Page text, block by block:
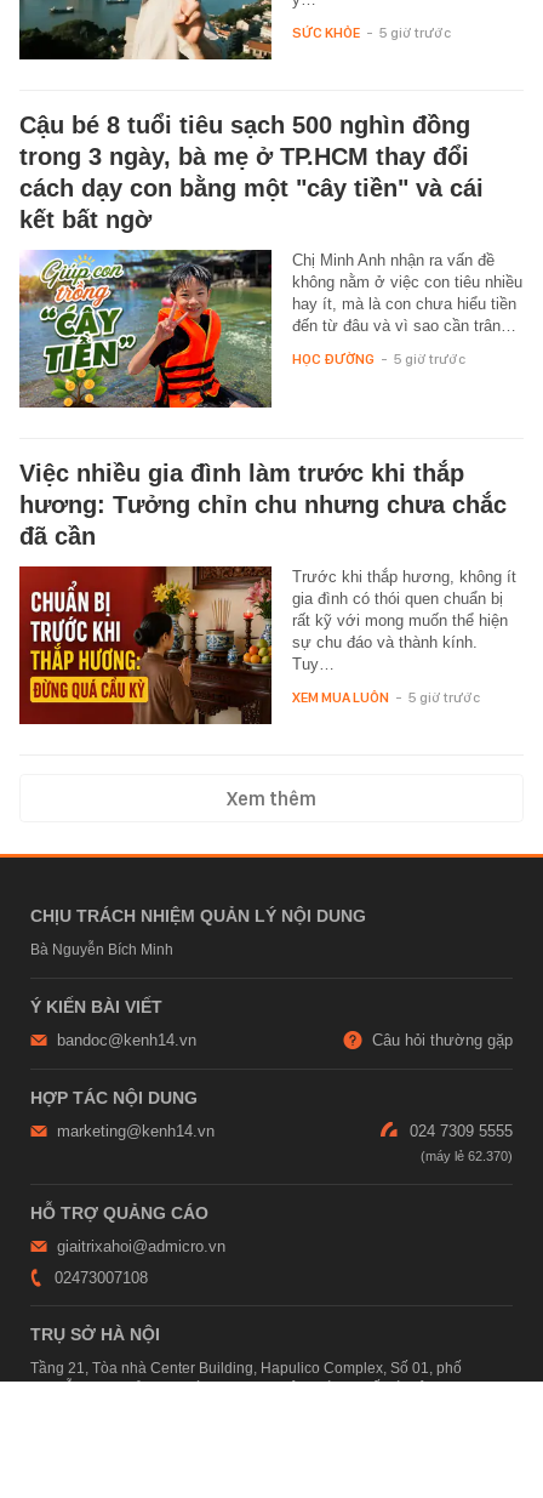
SỨC KHỎE - 5 giờ trước
Cậu bé 8 tuổi tiêu sạch 500 nghìn đồng
trong 3 ngày, bà mẹ ở TP.HCM thay đổi
cách dạy con bằng một "cây tiền" và cái
kết bất ngờ
Chị Minh Anh nhận ra vấn đề
không nằm ở việc con tiêu nhiều
hay ít, mà là con chưa hiểu tiền
đến từ đâu và vì sao cần trân…
HỌC ĐƯỜNG - 5 giờ trước
Việc nhiều gia đình làm trước khi thắp
hương: Tưởng chỉn chu nhưng chưa chắc
đã cần
Trước khi thắp hương, không ít
gia đình có thói quen chuẩn bị
rất kỹ với mong muốn thể hiện
sự chu đáo và thành kính.
Tuy…
XEM MUA LUÔN - 5 giờ trước
Xem thêm
CHỊU TRÁCH NHIỆM QUẢN LÝ NỘI DUNG
Bà Nguyễn Bích Minh
Ý KIẾN BÀI VIẾT
bandoc@kenh14.vn Câu hỏi thường gặp
HỢP TÁC NỘI DUNG
marketing@kenh14.vn 024 7309 5555
HỖ TRỢ QUẢNG CÁO
giaitrixahoi@admicro.vn
02473007108
TRỤ SỞ HÀ NỘI
Tầng 21, Tòa nhà Center Building, Hapulico Complex, Số 01, phố